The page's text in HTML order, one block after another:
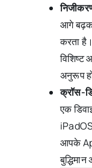
आगे
करता
अनुरूप
क्रॉस-
एक
आपके